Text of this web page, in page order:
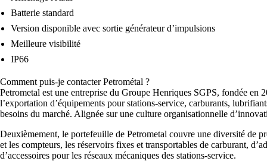
Batterie standard
Version disponible avec sortie générateur d’impulsions
Meilleure visibilité
IP66
Comment puis-je contacter Petrométal ?
Petrometal est une entreprise du Groupe Henriques SGPS, fondée
l’exportation d’équipements pour stations-service, carburants,
besoins du marché. Alignée sur une culture organisationnelle
Deuxièmement, le portefeuille de Petrometal couvre une diversité de
et les compteurs, les réservoirs fixes et transportables de carburant,
d’accessoires pour les réseaux mécaniques des stations-service.